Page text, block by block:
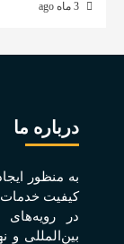
درباره ما
به منظور
کيفيت
در رويه‌های
بين‌المللی و